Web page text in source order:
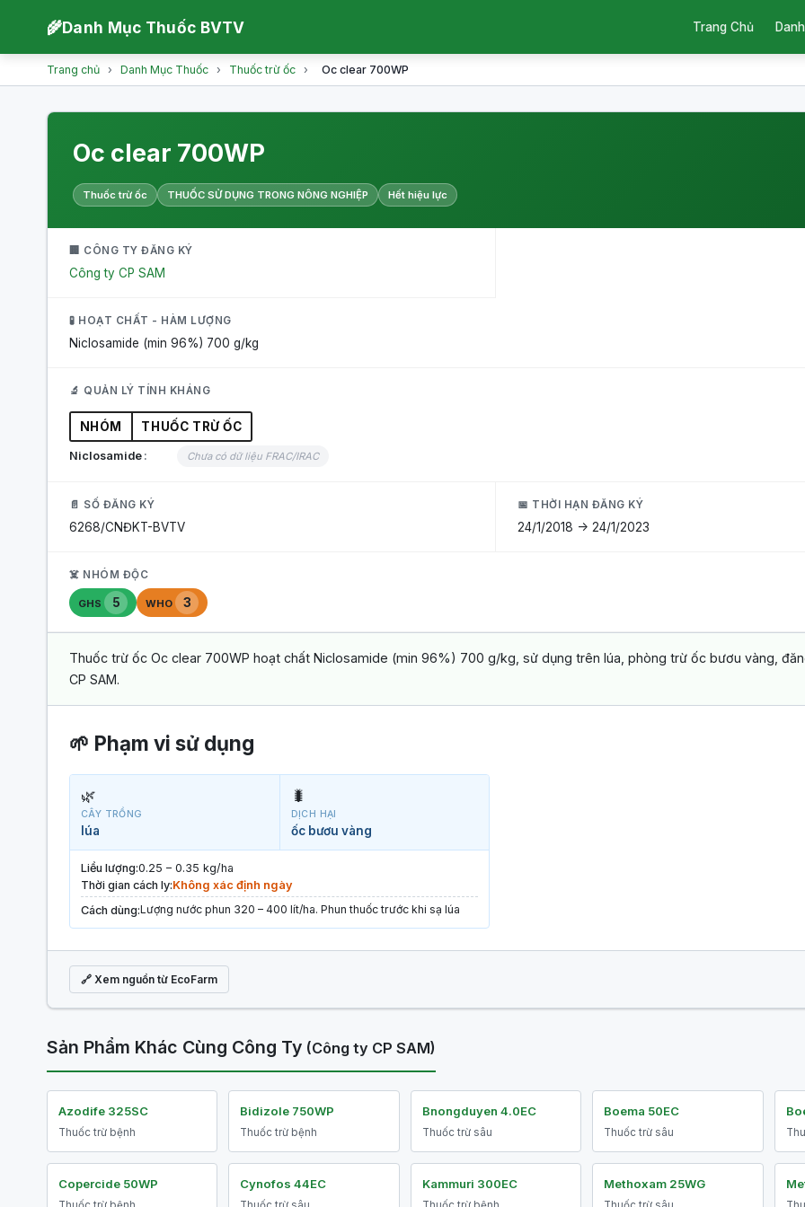
🌾Danh Mục Thuốc BVTV Trang Chủ
Trang chủ › Danh Mục Thuốc › Thuốc trừ ốc › Oc clear 700WP
Oc clear 700WP
Thuốc trừ ốc THUỐC SỬ DỤNG TRONG NÔNG NGHIỆP Hết hiệu lực
🏢 CÔNG TY ĐĂNG KÝ
Công ty CP SAM
🧪 HOẠT CHẤT - HÀM LƯỢNG
Niclosamide (min 96%) 700 g/kg
🔬 QUẢN LÝ TÍNH KHÁNG
NHÓM THUỐC TRỪ ỐC
Niclosamide Chưa có dữ liệu FRAC/IRAC
📄 SỐ ĐĂNG KÝ
6268/CNĐKT-BVTV
📅 THỜI HẠN ĐĂNG KÝ
24/1/2018 -> 24/1/2023
☠️ NHÓM ĐỘC
GHS 5 WHO 3
Thuốc trừ ốc Oc clear 700WP hoạt chất Niclosamide (min 96%) 700 g/kg, sử dụng trên lúa, phòng trừ ốc bươu vàng,
CP SAM.
🌱 Phạm vi sử dụng
🌿
CÂY TRỒNG
lúa
🐛
DỊCH HẠI
ốc bươu vàng
Liều lượng:0.25 – 0.35 kg/ha
Thời gian cách ly:Không xác định ngày
Cách dùng:Lượng nước phun 320 – 400 lít/ha. Phun thuốc trước khi sạ lúa
🔗 Xem nguồn từ EcoFarm
Sản Phẩm Khác Cùng Công Ty (Công ty CP SAM)
Azodife 325SC
Thuốc trừ bệnh
Bidizole 750WP
Thuốc trừ bệnh
Bnongduyen 4.0EC
Thuốc trừ sâu
Boema 50EC
Thuốc trừ sâu
Copercide 50WP Cynofos 44EC Kammuri 300EC Methoxam 25WG